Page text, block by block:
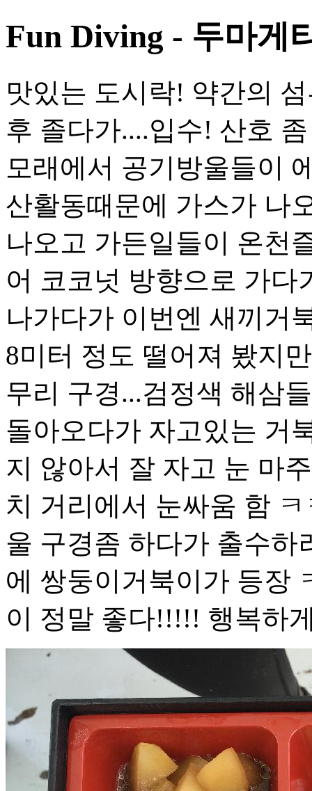
Fun Diving - 두마게
맛있는 도시락! 약간의
후 졸다가....입수! 산호
모래에서 공기방울들이
산활동때문에 가스가 나
나오고 가든일들이 온천
어 코코넛 방향으로 가
나가다가 이번엔 새끼거
8미터 정도 떨어져 봤지
무리 구경...검정색 해삼
돌아오다가 자고있는 거
지 않아서 잘 자고 눈 마
치 거리에서 눈싸움 함
울 구경좀 하다가 출수하
에 쌍둥이거북이가 등장
이 정말 좋다!!!!! 행복하